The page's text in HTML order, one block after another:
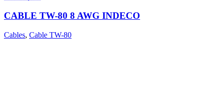
CABLE TW-80 8 AWG INDECO
Cables, Cable TW-80